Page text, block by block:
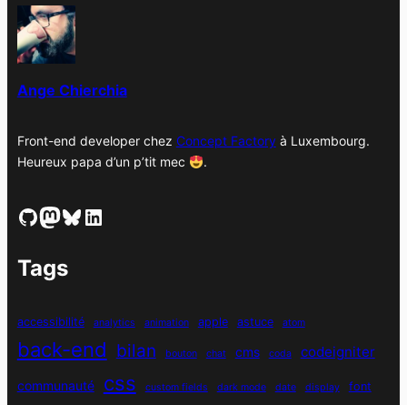
e
s
Ange Chierchia
Front-end developer chez Concept Factoryà Luxembourg.
Heureux papa d’un p’tit mec
.
GitHub Mastodon Bluesky LinkedIn
Tags
accessibilité analytics animation apple astuce atom
back-end bilan bouton chat cms coda codeigniter
communauté css custom fields dark mode date display font